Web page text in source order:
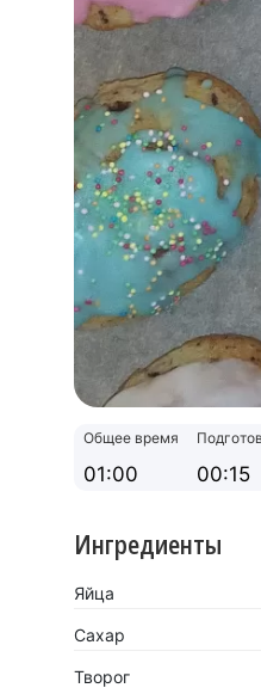
Общее время
01:00 00:15
Ингредиенты
Яйца
Сахар
Творог